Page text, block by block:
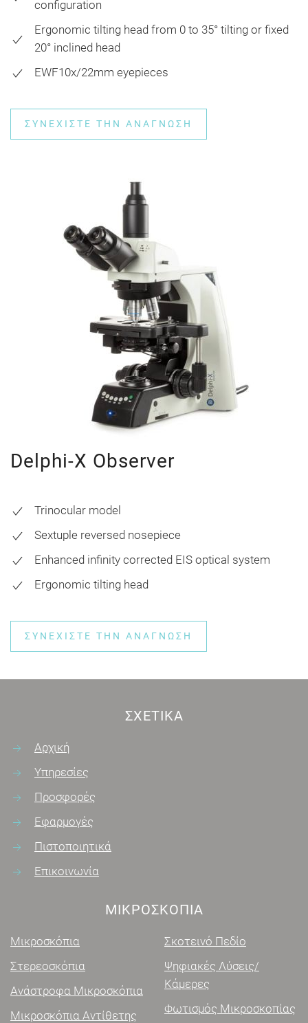
configuration
Ergonomic tilting head from 0 to 35° tilting or fixed
20° inclined head
EWF10x/22mm eyepieces
ΣΥΝΕΧΊΣΤΕ ΤΗΝ ΑΝΆΓΝΩΣΗ
Delphi-X Observer
Trinocular model
Sextuple reversed nosepiece
Enhanced infinity corrected EIS optical system
Ergonomic tilting head
ΣΥΝΕΧΊΣΤΕ ΤΗΝ ΑΝΆΓΝΩΣΗ
ΣΧΕΤΙΚΆ
Αρχική
Υπηρεσίες
Προσφορές
Εφαρμογές
Πιστοποιητικά
Επικοινωνία
ΜΙΚΡΟΣΚΌΠΙΑ
Μικροσκόπια
Στερεοσκόπια
Ανάστροφα Μικροσκόπια
Μικροσκόπια Αντίθετης
Σκοτεινό Πεδίο
Ψηφιακές Λύσεις/
Κάμερες
Φωτισμός Μικροσκοπίας